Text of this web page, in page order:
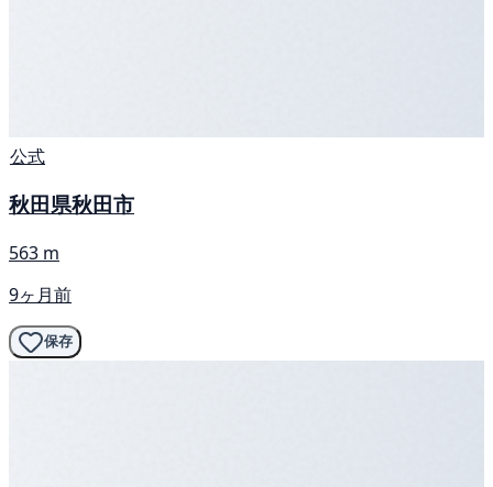
公式
秋田県秋田市
563 m
9ヶ月前
保存